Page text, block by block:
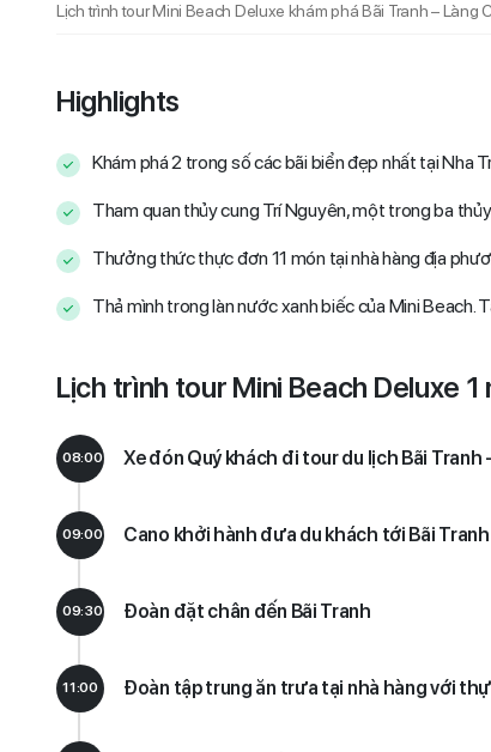
Lịch trình tour Mini Beach Deluxe khám phá Bãi Tranh – Làng
Highlights
Khám phá 2 trong số các bãi biển đẹp nhất tại Nha
Tham quan thủy cung Trí Nguyên, một trong ba
Thưởng thức thực đơn 11 món tại nhà hàng địa
Thả mình trong làn nước xanh biếc của Mini Beach.
Lịch trình tour Mini Beach Deluxe 1
08:00 Xe đón Quý khách đi tour du lịch Bãi
09:00 Cano khởi hành đưa du khách tới Bãi Tranh
09:30 Đoàn đặt chân đến Bãi Tranh
11:00 Đoàn tập trung ăn trưa tại nhà hàng với